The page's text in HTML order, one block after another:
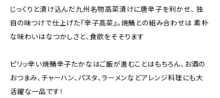
じっくりと漬け込んだ九州名物高菜漬けに唐辛子を利かせ、 独
自の味つけで仕上げた『辛子高菜』。焼鯖との組み合わせは 素朴
な味わいはなつかしさと、食欲をそそります
ピリッ辛い焼鯖辛子たかなはご飯が進むことはもちろん、お酒の
おつまみ、チャーハン、パスタ、ラーメンなどアレンジ料理にも大
活躍な一品です！